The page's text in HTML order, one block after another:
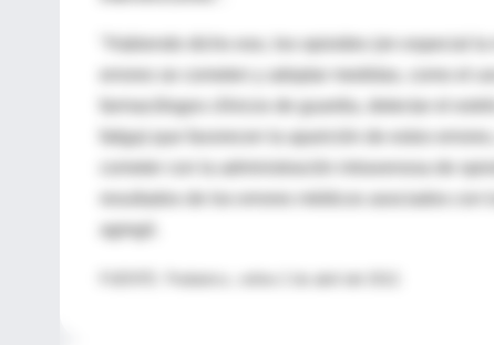
errores se cometen y adoptar medidas, como el
farmacólogos clínicos de guardia, detectar el
fatiga) que favorecen la aparición de estos
resultados de los errores médicos asociados
agregó.